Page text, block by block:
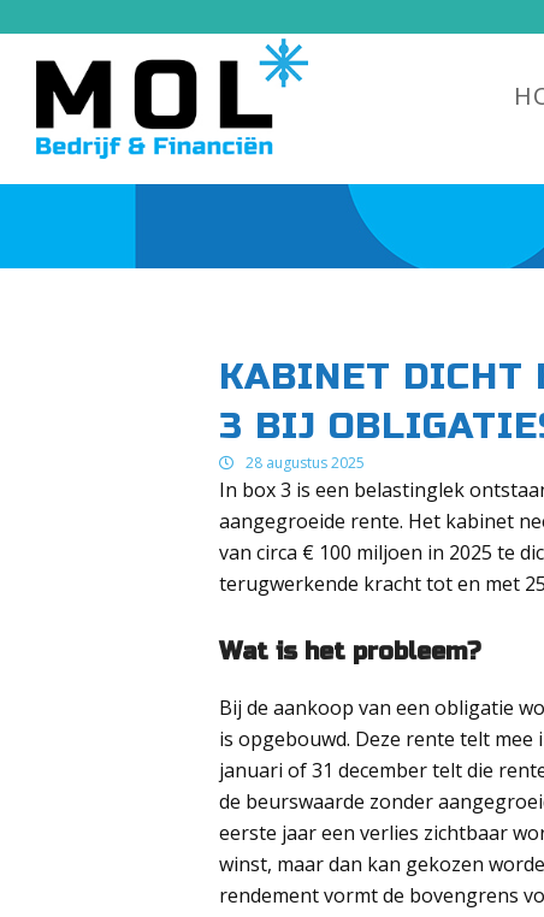
KABINET DICHT
3 BIJ
28 augustus 2025
In box 3 is een belastinglek
aangegroeide rente. Het kabinet
van circa € 100 miljoen in 2025 te
terugwerkende kracht tot en met
Wat is het probleem?
Bij de aankoop van een obligatie
is opgebouwd. Deze rente telt mee
januari of 31 december telt die
de beurswaarde zonder
eerste jaar een verlies zichtbaar
winst, maar dan kan gekozen
rendement vormt de bovengrens